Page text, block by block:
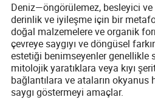
Deniz—öngörülemez, besleyici
derinlik ve iyileşme için bir
doğal malzemelere ve organik
çevreye saygıyı ve döngüsel
estetiği benimseyenler genellikle
mitolojik yaratıklara veya kıyı
bağlantılara ve ataların okyanus
saygı göstermeyi amaçlar.